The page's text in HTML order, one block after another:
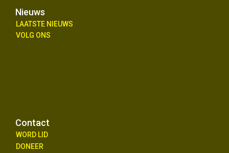
Nieuws
LAATSTE NIEUWS
VOLG ONS
Contact
WORD LID
DONEER